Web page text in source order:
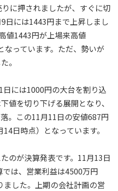
に押されましたが、すぐに切
日には1443円まで上昇しまし
値1443円が上場来高値
なっています。ただ、勢いが
。
には1000円の大台を割り込
値を切り下げる展開となり、
。この11月11日の安値687円
日時点）となっています。
のが決算発表です。11月13日
は、営業利益は4500万円
ました。上期の会社計画の営